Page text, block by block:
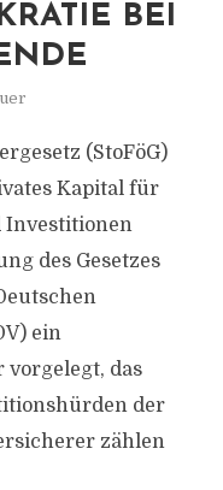
BEI
(StoFöG)
Kapital für
Investitionen
des Gesetzes
ein
vorgelegt, das
der
zählen